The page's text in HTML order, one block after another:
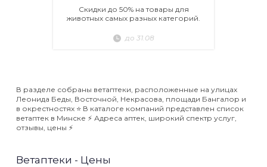
Скидки до 50% на товары для
животных самых разных категорий.
до 31.08
В разделе собраны ветаптеки, расположенные на улицах
Леонида Беды, Восточной, Некрасова, площади Бангалор и
в окрестностях ⭐️ В каталоге компаний представлен список
ветаптек в Минске ⚡️ Адреса аптек, широкий спектр услуг,
отзывы, цены ⚡️
Ветаптеки - Цены